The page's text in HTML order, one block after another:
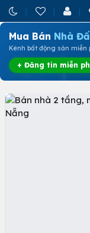
Mua Bán Nhà
Kênh bất động sản miễn
+ Đăng tin miễn